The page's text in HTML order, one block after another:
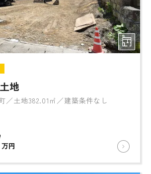
地
／土地382.01㎡／建築条件なし
万円